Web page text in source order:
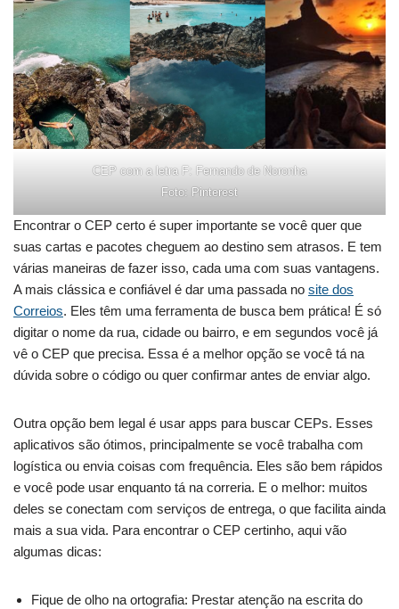
CEP com a letra F: Fernando de Noronha
Foto: Pinterest
Encontrar o CEP certo é super importante se você quer que
suas cartas e pacotes cheguem ao destino sem atrasos. E tem
várias maneiras de fazer isso, cada uma com suas vantagens.
A mais clássica e confiável é dar uma passada no site dos
Correios. Eles têm uma ferramenta de busca bem prática! É só
digitar o nome da rua, cidade ou bairro, e em segundos você já
vê o CEP que precisa. Essa é a melhor opção se você tá na
dúvida sobre o código ou quer confirmar antes de enviar algo.
Outra opção bem legal é usar apps para buscar CEPs. Esses
aplicativos são ótimos, principalmente se você trabalha com
logística ou envia coisas com frequência. Eles são bem rápidos
e você pode usar enquanto tá na correria. E o melhor: muitos
deles se conectam com serviços de entrega, o que facilita ainda
mais a sua vida. Para encontrar o CEP certinho, aqui vão
algumas dicas:
Fique de olho na ortografia: Prestar atenção na escrita do